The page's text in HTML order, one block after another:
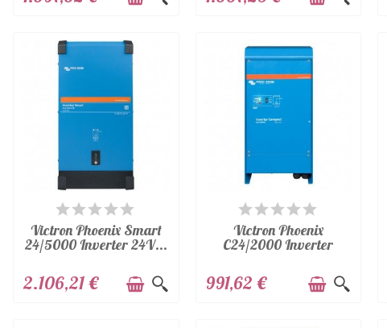
DISPONIBILE
Victron Phoenix Smart
24/5000 Inverter 24V...
2.106,21 €
DISPONIBILE
Victron Phoenix
C24/2000 Inverter
991,62 €